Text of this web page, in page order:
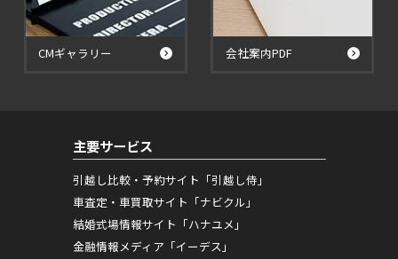
CMギャラリー 会社案内PDF
主要サービス
引越し比較・予約サイト「引越し侍」
車査定・車買取サイト「ナビクル」
結婚式場情報サイト「ハナユメ」
金融情報メディア「イーデス」